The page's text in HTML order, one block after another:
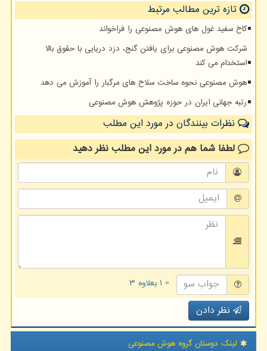
تازه ترین مطالب مرتبط
کاخ سفید غول های هوش مصنوعی را فراخواند
شرکت هوش مصنوعی برای یافتن گنج، دزد دریایی با حقوق بالا
استخدام می کند
هوش مصنوعی نحوه ساخت سلاح های مرگبار را آموزش می دهد
رتبه جهانی ایران در حوزه پژوهش هوش مصنوعی
نظرات بینندگان در مورد این مطلب
لطفا شما همدر مورد این مطلبنظر دهید
= ۱ بعلاوه ۳
نظر دادن
لینک دوستان گروه هوش مصنوعی